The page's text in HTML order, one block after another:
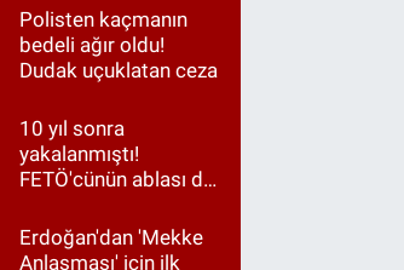
Polisten kaçmanın
bedeli ağır oldu!
Dudak uçuklatan ceza
10 yıl sonra
yakalanmıştı!
FETÖ'cünün ablası da
Erdoğan'dan 'Mekke
Anlaşması' için ilk